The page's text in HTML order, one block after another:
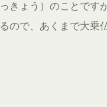
きょう）のことです
ので、あくまで大乗